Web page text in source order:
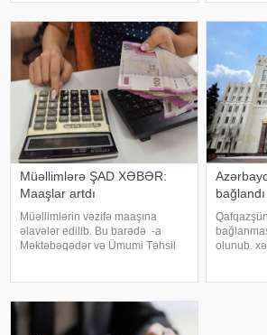
istinadən xəbər verir ki, bunu ADA
Universitetinin rektoru, səfir Hafi
Müalicə-
Müəllimlərə ŞAD XƏBƏR:
Maaşlar artdı
Müəllimlərin vəzifə maaşına
əlavələr edilib. Bu barədə -a
Məktəbəqədər və Ümumi Təhsil
təhsilverənlərin
bağlandı
olunub.